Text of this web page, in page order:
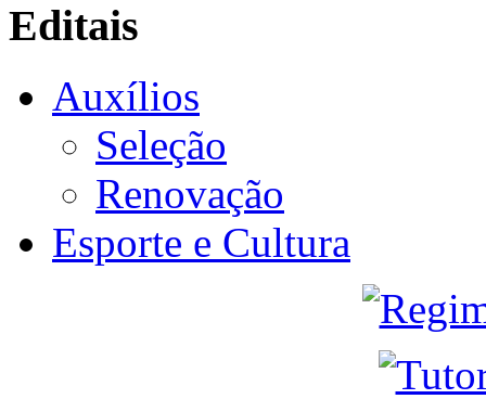
Editais
Auxílios
Seleção
Renovação
Esporte e Cultura